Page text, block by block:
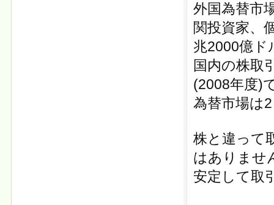
外国為替市
関投資家、
兆2000億ド
国内の株取
(2008年度)
為替市場は
株と違って
はありませ
安定して取